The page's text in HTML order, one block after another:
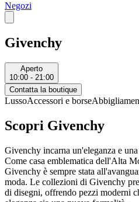
Negozi
Givenchy
Aperto
10:00 - 21:00
Contatta la boutique
LussoAccessori e borse
Scopri Givenchy
Givenchy incarna un'eleganza e
Come casa emblematica dell'Alta
Givenchy è sempre stata
moda. Le collezioni di Givenchy
di disegni, offrendo pezzi moderni